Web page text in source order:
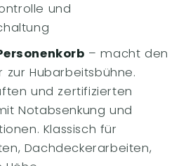
und
– macht den
zur Hubarbeitsbühne.
und zertifizierten
Notabsenkung und
Klassisch für
Dachdeckerarbeiten,